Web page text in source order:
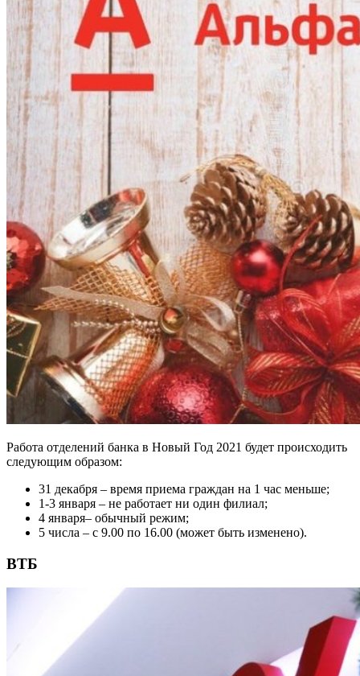
Работа отделений банка в Новый Год 2021 будет происходить
следующим образом:
31 декабря – время приема граждан на 1 час меньше;
1-3 января – не работает ни один филиал;
4 января– обычный режим;
5 числа – с 9.00 по 16.00 (может быть изменено).
ВТБ